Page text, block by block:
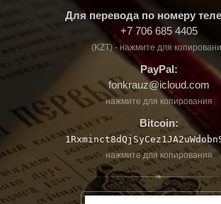
Для перевода по номеру
+7 706 685 4405
(KZT) - нажмите для
PayPal:
fonkrauz@icloud.com
нажмите для копирования
Bitcoin:
нажмите для копирования
❧